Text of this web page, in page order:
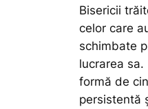
Bisericii
celor care
schimbate
lucrarea sa.
formă de
persistentă